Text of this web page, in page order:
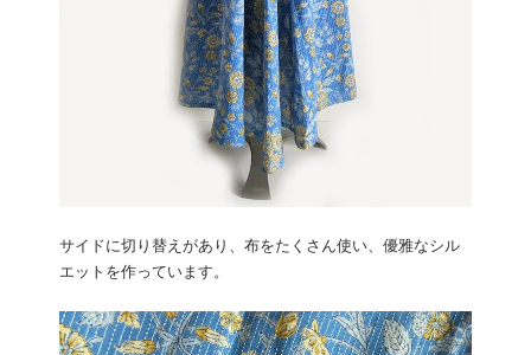
サイドに切り替えがあり、布をたくさん使い、優雅なシル
エットを作っています。